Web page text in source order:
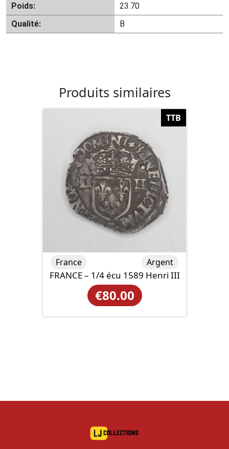
Poids:
23.70
Qualité:
B
Produits similaires
TTB
FRANCE – 1/4 écu 1589 Henri III
€80.00
France Argent